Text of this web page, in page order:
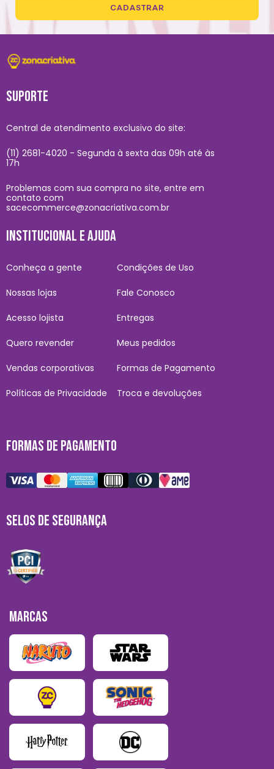
CADASTRAR
SUPORTE
Central de atendimento exclusivo do site:
(11) 2681-4020 - Segunda à sexta das 09h até às
17h
Problemas com sua compra no site, entre em
contato com
sacecommerce@zonacriativa.com.br
INSTITUCIONAL E AJUDA
Conheça a gente
Nossas lojas
Acesso lojista
Quero revender
Vendas corporativas
Políticas de Privacidade
Condições de Uso
Fale Conosco
Entregas
Meus pedidos
Formas de Pagamento
Troca e devoluções
FORMAS DE PAGAMENTO
SELOS DE SEGURANÇA
MARCAS